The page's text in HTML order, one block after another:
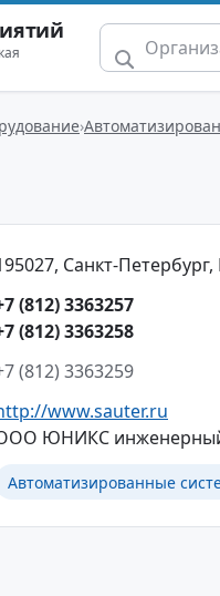
Санкт-
(812) 3363257
(812) 3363258
(812) 3363259
www.sauter.ru
ЮНИКС инженерный
Автоматизированные